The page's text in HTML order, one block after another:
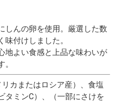
しんの卵を使用。厳選した数
味付けしました。
地よい食感と上品な味わいが
リカまたはロシア産）、食塩
タミンC）、（一部にさけを